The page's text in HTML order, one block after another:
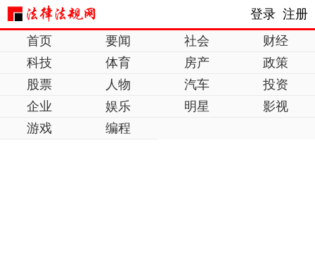
登录 注册
首页
要闻 社会
财经
科技
体育 房产
政策
股票
人物 汽车
投资
企业
娱乐 明星
影视
游戏
编程